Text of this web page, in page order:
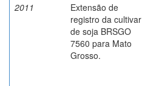
2011
Extensão de
registro da cultivar
de soja BRSGO
7560 para Mato
Grosso.